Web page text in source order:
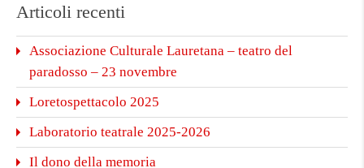
Articoli recenti
Associazione Culturale Lauretana – teatro del
paradosso – 23 novembre
Loretospettacolo 2025
Laboratorio teatrale 2025-2026
Il dono della memoria